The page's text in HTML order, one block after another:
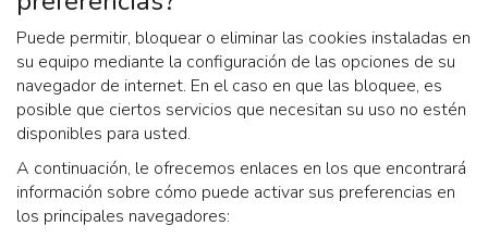
Puede permitir, bloquear o eliminar las cookies instaladas en
su equipo mediante la configuración de las opciones de su
navegador de internet. En el caso en que las bloquee, es
posible que ciertos servicios que necesitan su uso no estén
disponibles para usted.
A continuación, le ofrecemos enlaces en los que encontrará
información sobre cómo puede activar sus preferencias en
los principales navegadores: